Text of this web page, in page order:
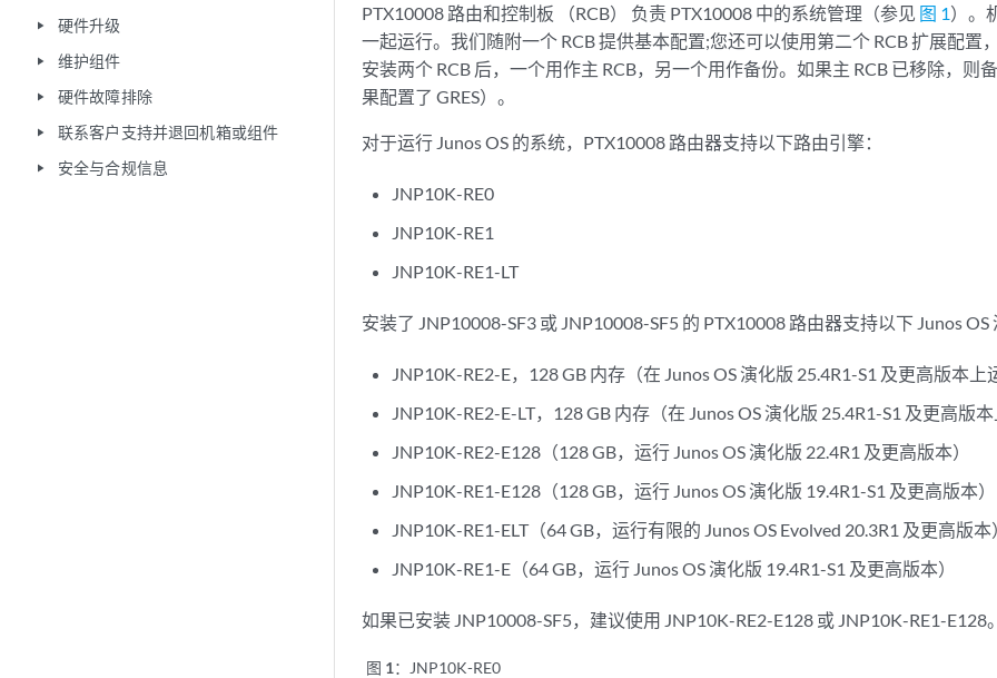
play_arrow 硬件升级
play_arrow 维护组件
play_arrow 硬件故障排除
play_arrow 联系客户支持并退回机箱或组件
play_arrow 安全与合规信息
PTX10008 路由和控制板 （RCB） 负责 PTX10008 中的系统管理（参见 图 1）。
一起运行。我们随附一个 RCB 提供基本配置;您还可以使用第二个 RCB 扩展配置
安装两个 RCB 后，一个用作主 RCB，另一个用作备份。如果主 RCB 已移除，则
果配置了 GRES）。
对于运行 Junos OS 的系统，PTX10008 路由器支持以下路由引擎：
JNP10K-RE0
JNP10K-RE1
JNP10K-RE1-LT
安装了 JNP10008-SF3 或 JNP10008-SF5 的 PTX10008 路由器支持以下 Junos OS
JNP10K-RE2-E，128 GB 内存（在 Junos OS 演化版 25.4R1-S1 及更高版本上
JNP10K-RE2-E-LT，128 GB 内存（在 Junos OS 演化版 25.4R1-S1 及更高版本
JNP10K-RE2-E128（128 GB，运行 Junos OS 演化版 22.4R1 及更高版本）
JNP10K-RE1-E128（128 GB，运行 Junos OS 演化版 19.4R1-S1 及更高版本）
JNP10K-RE1-ELT（64 GB，运行有限的 Junos OS Evolved 20.3R1 及更高版本
JNP10K-RE1-E（64 GB，运行 Junos OS 演化版 19.4R1-S1 及更高版本）
如果已安装 JNP10008-SF5，建议使用 JNP10K-RE2-E128 或 JNP10K-RE1-E128。
图 1： JNP10K-RE0